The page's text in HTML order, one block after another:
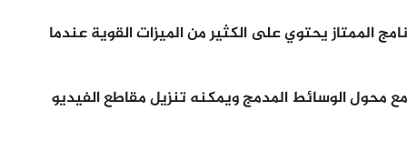
الممتاز يحتوي على الكثير من الميزات القوية عندما
مع محول الوسائط المدمج ويمكنه تنزيل مقاطع الفيديو